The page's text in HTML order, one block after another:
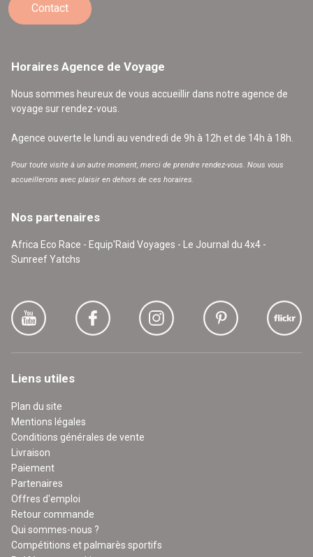
Contact
Horaires Agence de Voyage
Nous sommes heureux de vous accueillir dans notre agence de
voyage sur rendez-vous.
Agence ouverte le lundi au vendredi de 9h à 12h et de 14h à 18h.
Pour toute visite à un autre moment, merci de prendre rendez-vous. Nous vous
accueillerons avec plaisir en dehors de ces horaires.
Nos partenaires
Africa Eco Race - Equip'Raid Voyages - Le Journal du 4x4 -
Sunreef Yatchs
Liens utiles
Plan du site
Mentions légales
Conditions générales de vente
Livraison
Paiement
Partenaires
Offres d'emploi
Retour commande
Qui sommes-nous ?
Compétitions et palmarès sportifs